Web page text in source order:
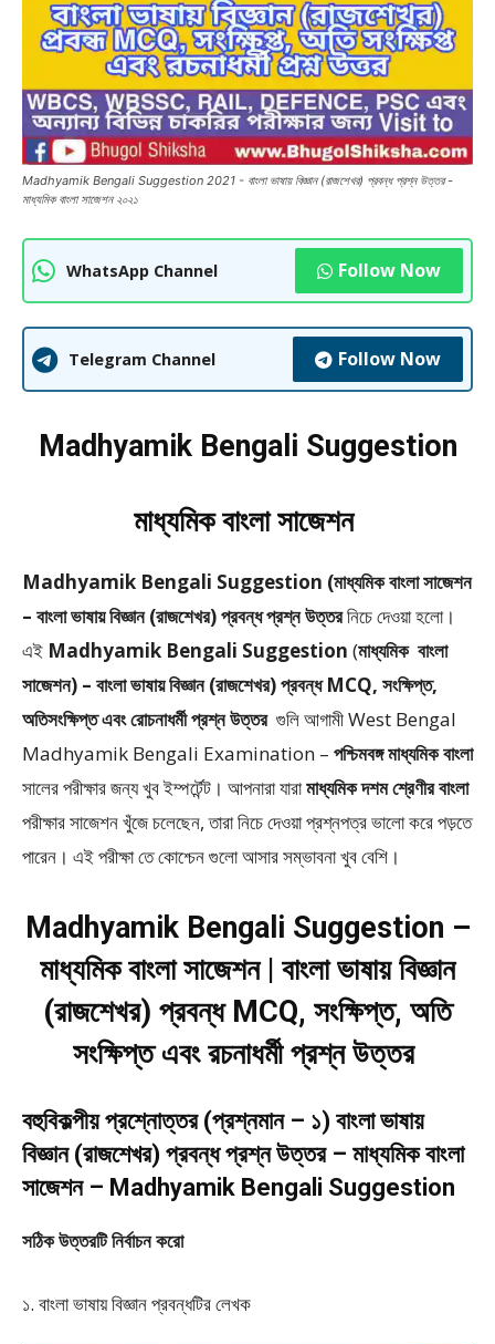
Madhyamik Bengali Suggestion 2021 - বাংলা ভাষায় বিজ্ঞান (রাজশেখর) প্রবন্ধ প্রশ্ন উত্তর -
মাধ্যমিক বাংলা সাজেশন ২০২১
WhatsApp Channel Follow Now
Telegram Channel Follow Now
Madhyamik Bengali Suggestion
মাধ্যমিক বাংলা সাজেশন
Madhyamik Bengali Suggestion (মাধ্যমিক বাংলা সাজেশন
– বাংলা ভাষায় বিজ্ঞান (রাজশেখর) প্রবন্ধ প্রশ্ন উত্তরনিচে দেওয়া হলো।
এই Madhyamik Bengali Suggestion (মাধ্যমিক বাংলা
সাজেশন) – বাংলা ভাষায় বিজ্ঞান (রাজশেখর) প্রবন্ধ MCQ, সংক্ষিপ্ত,
অতিসংক্ষিপ্ত এবং রোচনাধর্মী প্রশ্ন উত্তর গুলি আগামী West Bengal
Madhyamik Bengali Examination – পশ্চিমবঙ্গ মাধ্যমিক বাংলা
সালের পরীক্ষার জন্য খুব ইম্পর্টেন্ট। আপনারা যারামাধ্যমিক দশম শ্রেণীর বাংলা
পরীক্ষার সাজেশন খুঁজে চলেছেন, তারা নিচে দেওয়া প্রশ্নপত্র ভালো করে পড়তে
পারেন। এই পরীক্ষা তে কোশ্চেন গুলো আসার সম্ভাবনা খুব বেশি।
Madhyamik Bengali Suggestion –
মাধ্যমিক বাংলা সাজেশন | বাংলা ভাষায় বিজ্ঞান
(রাজশেখর) প্রবন্ধ MCQ, সংক্ষিপ্ত, অতি
সংক্ষিপ্ত এবং রচনাধর্মী প্রশ্ন উত্তর
বহুবিকল্পীয় প্রশ্নোত্তর (প্রশ্নমান – ১) বাংলা ভাষায়
বিজ্ঞান (রাজশেখর) প্রবন্ধ প্রশ্ন উত্তর – মাধ্যমিক বাংলা
সাজেশন – Madhyamik Bengali Suggestion
সঠিক উত্তরটি নির্বাচন করো
১. বাংলা ভাষায় বিজ্ঞান প্রবন্ধটির লেখক